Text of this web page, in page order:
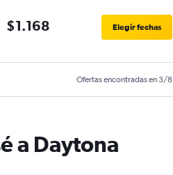
$1.168 Elegir fechas
Ofertas encontradas en 3/8
a Daytona